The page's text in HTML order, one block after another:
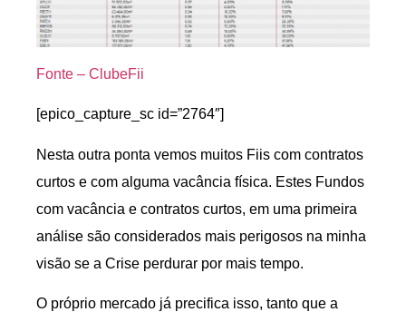
Fonte – ClubeFii
[epico_capture_sc id=”2764″]
Nesta outra ponta vemos muitos Fiis com contratos
curtos e com alguma vacância física. Estes Fundos
com vacância e contratos curtos, em uma primeira
análise são considerados mais perigosos na minha
visão se a Crise perdurar por mais tempo.
O próprio mercado já precifica isso, tanto que a